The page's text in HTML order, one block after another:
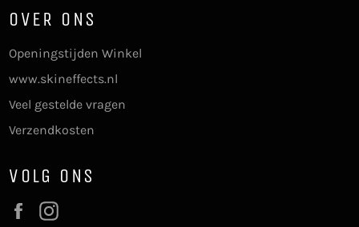
OVER ONS
Openingstijden Winkel
www.skineffects.nl
Veel gestelde vragen
Verzendkosten
VOLG ONS
Facebook